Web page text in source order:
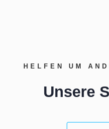
HELFEN UM
Unsere